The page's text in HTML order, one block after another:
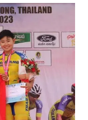
cáo
404
soạn Chính sách bảo